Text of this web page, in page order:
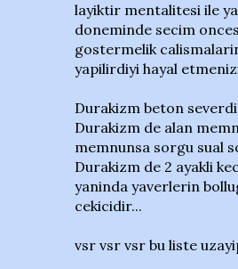
layiktir mentalitesi ile
doneminde secim
gostermelik
yapilirdiyi hayal
Durakizm beton
Durakizm de alan
memnunsa sorgu sual
Durakizm de 2 ayakli
yaninda yaverlerin
cekicidir...
vsr vsr vsr bu liste